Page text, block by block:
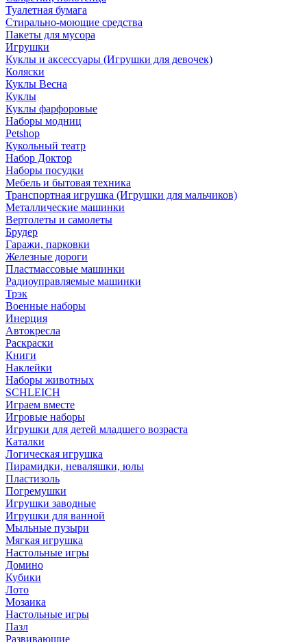
Туалетная бумага
Стирально-моющие средства
Пакеты для мусора
Игрушки
Куклы и аксессуары (Игрушки для девочек)
Коляски
Куклы Весна
Куклы
Куклы фарфоровые
Наборы модниц
Petshop
Кукольный театр
Набор Доктор
Наборы посудки
Мебель и бытовая техника
Транспортная игрушка (Игрушки для мальчиков)
Металлические машинки
Вертолеты и самолеты
Брудер
Гаражи, парковки
Железные дороги
Пластмассовые машинки
Радиоуправляемые машинки
Трэк
Военные наборы
Инерция
Автокресла
Раскраски
Книги
Наклейки
Наборы животных
SCHLEICH
Играем вместе
Игровые наборы
Игрушки для детей младшего возраста
Каталки
Логическая игрушка
Пирамидки, неваляшки, юлы
Пластизоль
Погремушки
Игрушки заводные
Игрушки для ванной
Мыльные пузыри
Мягкая игрушка
Настольные игры
Домино
Кубики
Лото
Мозаика
Настольные игры
Пазл
Развиваюшие